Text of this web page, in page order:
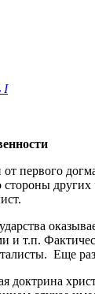
I
первого
стороны
Еще
доктрина